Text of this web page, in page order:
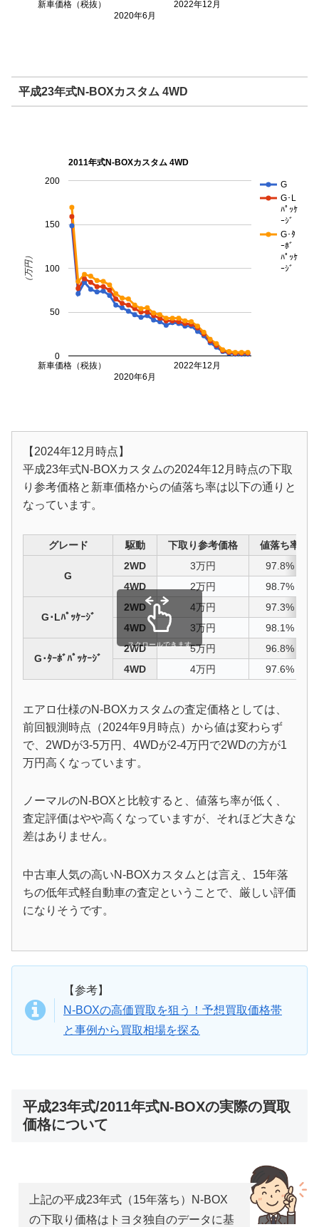
新車価格（税抜）
2020年6月
2022年12月
平成23年式N-BOXカスタム 4WD
2011年式N-BOXカスタム 4WD
G
G･L
ﾊﾟｯｹ
ｰｼﾞ
G･ﾀ
ｰﾎﾞ
ﾊﾟｯｹ
ｰｼﾞ
新車価格（税抜）
2020年6月
2022年12月
0
50
100
150
200
（万円）
【2024年12月時点】
平成23年式N-BOXカスタムの2024年12月時点の下取
り参考価格と新車価格からの値落ち率は以下の通りと
なっています。
グレード 駆動 下取り参考価格 値落ち率
G
2WD 3万円
97.8%
4WD
2万円 98.7%
G･Lﾊﾟｯｹｰｼﾞ
2WD 4万円
97.3%
4WD
3万円 98.1%
G･ﾀｰﾎﾞﾊﾟｯｹｰｼﾞ
2WD 5万円
96.8%
4WD
4万円 97.6%
スクロールできます
エアロ仕様のN-BOXカスタムの査定価格としては、
前回観測時点（2024年9月時点）から値は変わらず
で、2WDが3-5万円、4WDが2-4万円で2WDの方が1
万円高くなっています。
ノーマルのN-BOXと比較すると、値落ち率が低く、
査定評価はやや高くなっていますが、それほど大きな
差はありません。
中古車人気の高いN-BOXカスタムとは言え、15年落
ちの低年式軽自動車の査定ということで、厳しい評価
になりそうです。
【参考】
N-BOXの高価買取を狙う！予想買取価格帯
と事例から買取相場を探る
平成23年式/2011年式N-BOXの実際の買取
価格について
上記の平成23年式（15年落ち）N-BOX
の下取り価格はトヨタ独自のデータに基